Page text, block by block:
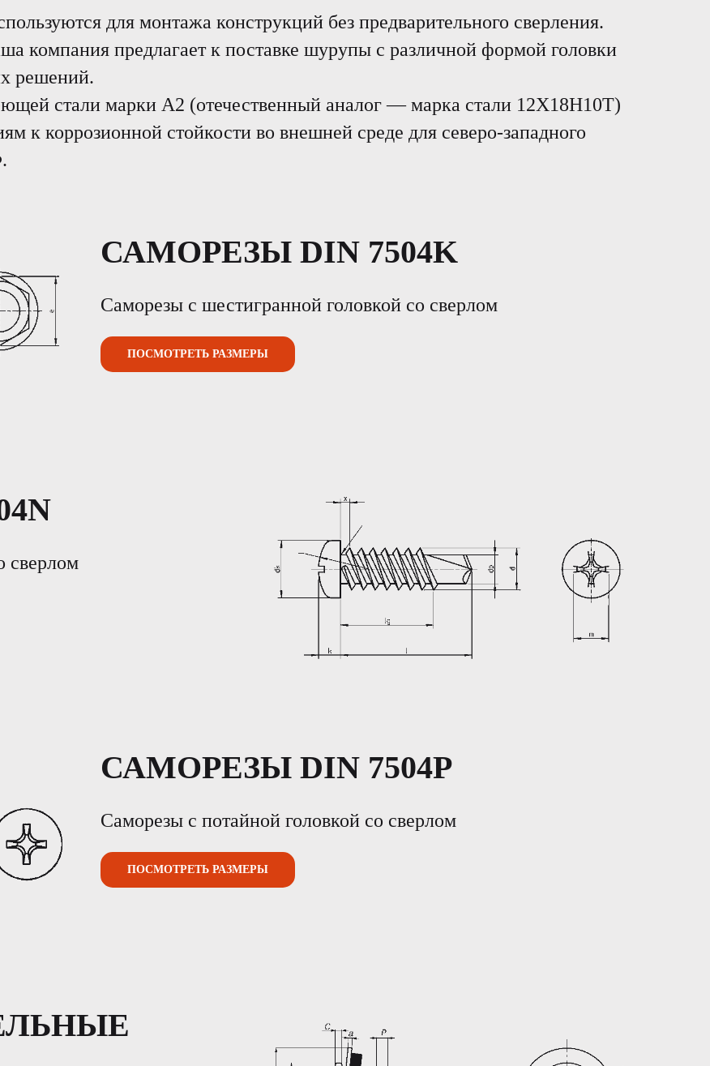
для монтажа конструкций без предварительного сверления.
компания предлагает к поставке шурупы с различной формой головки
решений.
стали марки А2 (отечественный аналог — марка стали 12Х18Н10Т)
к коррозионной стойкости во внешней среде для северо-западного
САМОРЕЗЫ DIN 7504K
Саморезы с шестигранной головкой со сверлом
ПОСМОТРЕТЬ РАЗМЕРЫ
сверлом
САМОРЕЗЫ DIN 7504P
Саморезы с потайной головкой со сверлом
ПОСМОТРЕТЬ РАЗМЕРЫ